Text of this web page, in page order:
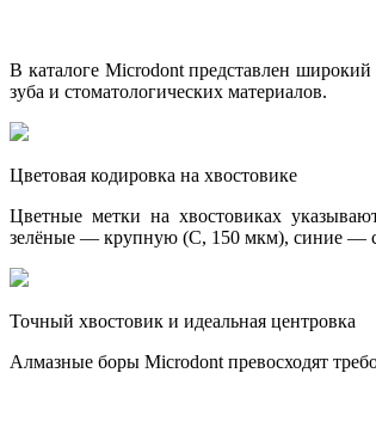
В каталоге Microdont представлен
зуба и стоматологических материалов.
Цветовая кодировка на хвостовике
Цветные метки на хвостовиках
зелёные — крупную (C, 150 мкм), синие —
Точный хвостовик и идеальная центровка
Алмазные боры Microdont превосходят